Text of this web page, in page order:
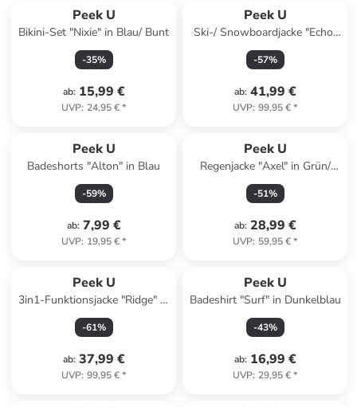
Peek U
Bikini-Set "Nixie" in Blau/ Bunt
-35%
ab: 15,99 €
UVP: 24,95 €*
Peek U
Ski-/ Snowboardjacke "Echo"
in Dunkelblau
-57%
ab: 41,99 €
UVP: 99,95 €*
Peek U
Badeshorts "Alton" in Blau
-59%
ab: 7,99 €
UVP: 19,95 €*
Peek U
Regenjacke "Axel" in Grün/
Dunkelblau
-51%
ab: 28,99 €
UVP: 59,95 €*
Peek U
3in1-Funktionsjacke "Ridge" in
Dunkelblau/ Orange
-61%
ab: 37,99 €
UVP: 99,95 €*
Peek U
Badeshirt "Surf" in Dunkelblau
-43%
ab: 16,99 €
UVP: 29,95 €*